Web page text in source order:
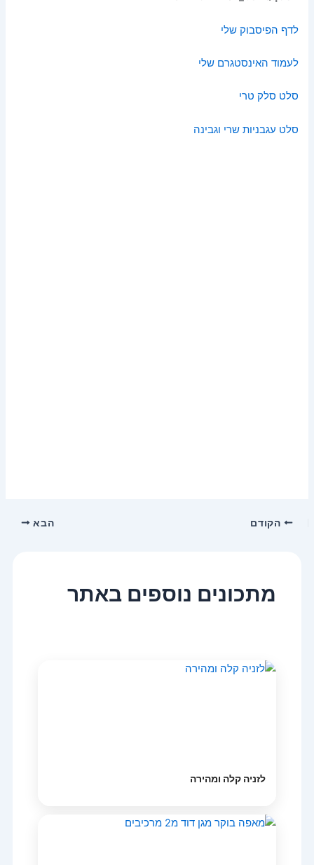
לדף הפיסבוק שלי
לעמוד האינסטגרם שלי
סלט סלק טרי
סלט עגבניות שרי וגבינה
הקודם הבא
מתכונים נוספים באתר
לזניה קלה ומהירה